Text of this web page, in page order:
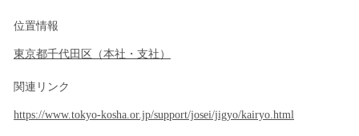
位置情報
東京都千代田区 （本社・支社 ）
関連リンク
https://www.tokyo-kosha.or.jp/support/josei/jigyo/kairyo.html